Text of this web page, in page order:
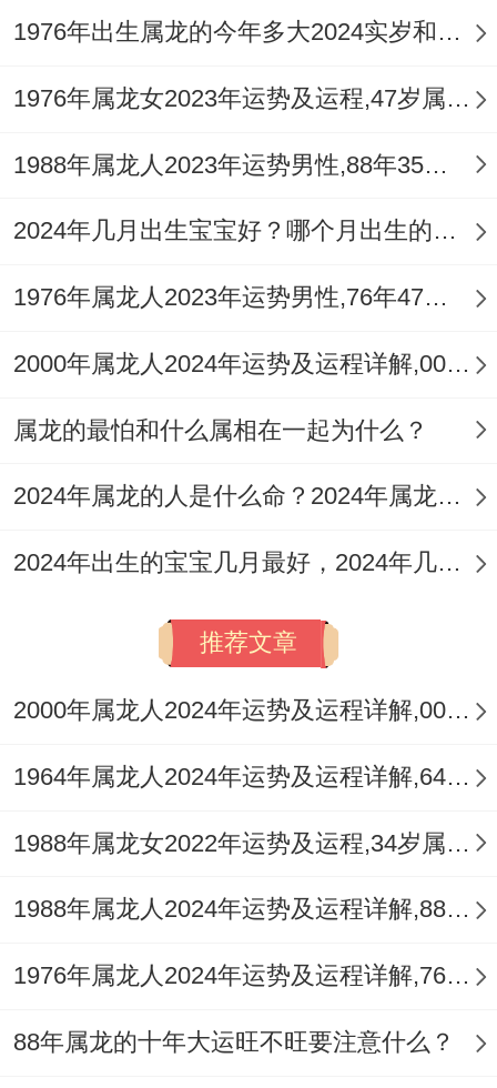
【天喜】,这颗吉星就像一股温暖的风 - 为属
这一年中收获美好的感情生活...
3、凶星潜藏
属龙朋友2025运势也并非一帆风顺。
能带来孤独同寂寞的情绪、需要属龙的朋友
们多加留意自己的心理健康，多和人沟通交
大家可能不知道，而【病符】则提醒属龙人
要看身体健康、保持良好的生活习惯和锻炼
纵使属龙的朋友再2025年不犯太岁 - 但运气
的好坏仍需个人努力跟环境因素的共同作
~努力实现自己的计划同目标。再也要警惕
以应对可能出现的挑战跟困难.
1976年出生属龙的今年多大2024实岁和虚岁
1976年属龙女2023年运势及运程,47岁属龙人2023全年每月运势女性如何
1988年属龙人2023年运势男性,88年35岁属龙男2023年每月运程怎么样
2024年几月出生宝宝好？哪个月出生的属龙宝宝最好命？
1976年属龙人2023年运势男性,76年47岁属龙男2023年每月运程怎么样
2000年属龙人2024年运势及运程详解,00年出生24岁肖龙人在2024全年每月运势完整版
属龙的最怕和什么属相在一起为什么？
2024年属龙的人是什么命？2024年属龙人命运分析
2024年出生的宝宝几月最好，2024年几月出生的龙宝宝最好命
推荐文章
2000年属龙人2024年运势及运程详解,00年出生24岁肖龙人在2024全年每月运势完整版
1964年属龙人2024年运势及运程详解,64年出生60岁肖龙人在2024全年每月运势完整版
1988年属龙女2022年运势及运程,34岁属龙人2022全年每月运势女性如何
1988年属龙人2024年运势及运程详解,88年出生36岁肖龙人在2024全年每月运势完整版
1976年属龙人2024年运势及运程详解,76年出生48岁肖龙人在2024全年每月运势完整版
88年属龙的十年大运旺不旺要注意什么？